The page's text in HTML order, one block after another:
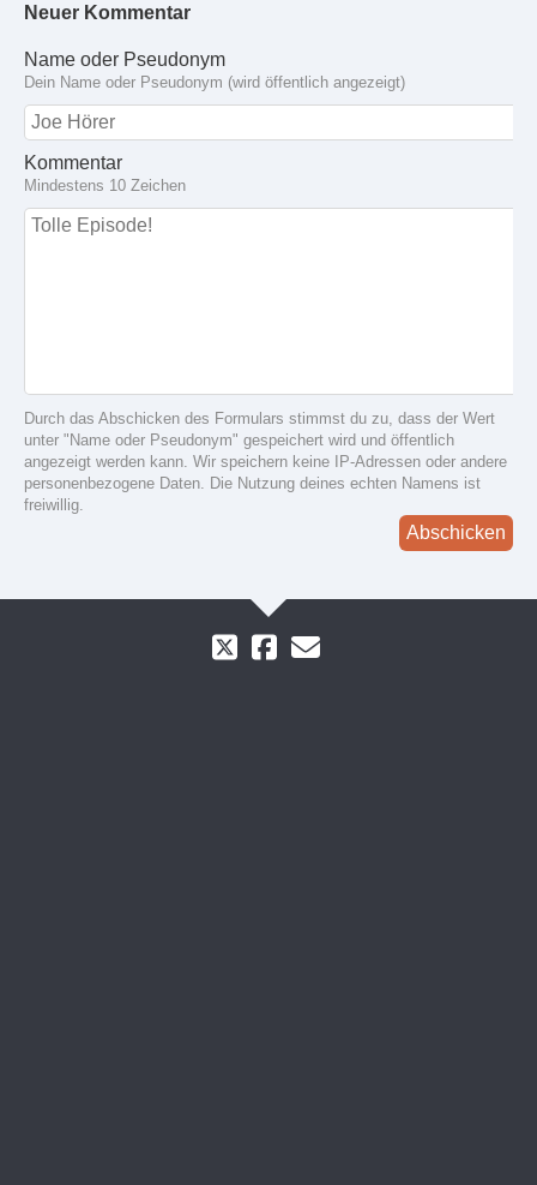
Neuer Kommentar
Name oder Pseudonym
Dein Name oder Pseudonym (wird öffentlich angezeigt)
Kommentar
Mindestens 10 Zeichen
Durch das Abschicken des Formulars stimmst du zu, dass der Wert
unter "Name oder Pseudonym" gespeichert wird und öffentlich
angezeigt werden kann. Wir speichern keine IP-Adressen oder andere
personenbezogene Daten. Die Nutzung deines echten Namens ist
freiwillig.
Abschicken